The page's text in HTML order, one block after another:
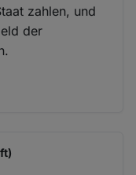
zahlen, und
der